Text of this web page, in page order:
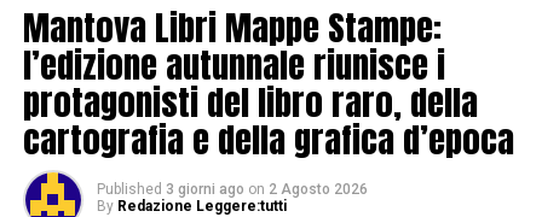
Mantova Libri Mappe Stampe:
l’edizione autunnale riunisce i
protagonisti del libro raro, della
cartografia e della grafica d’epoca
Published 3 giorni ago on 2 Agosto 2026
By Redazione Leggere:tutti